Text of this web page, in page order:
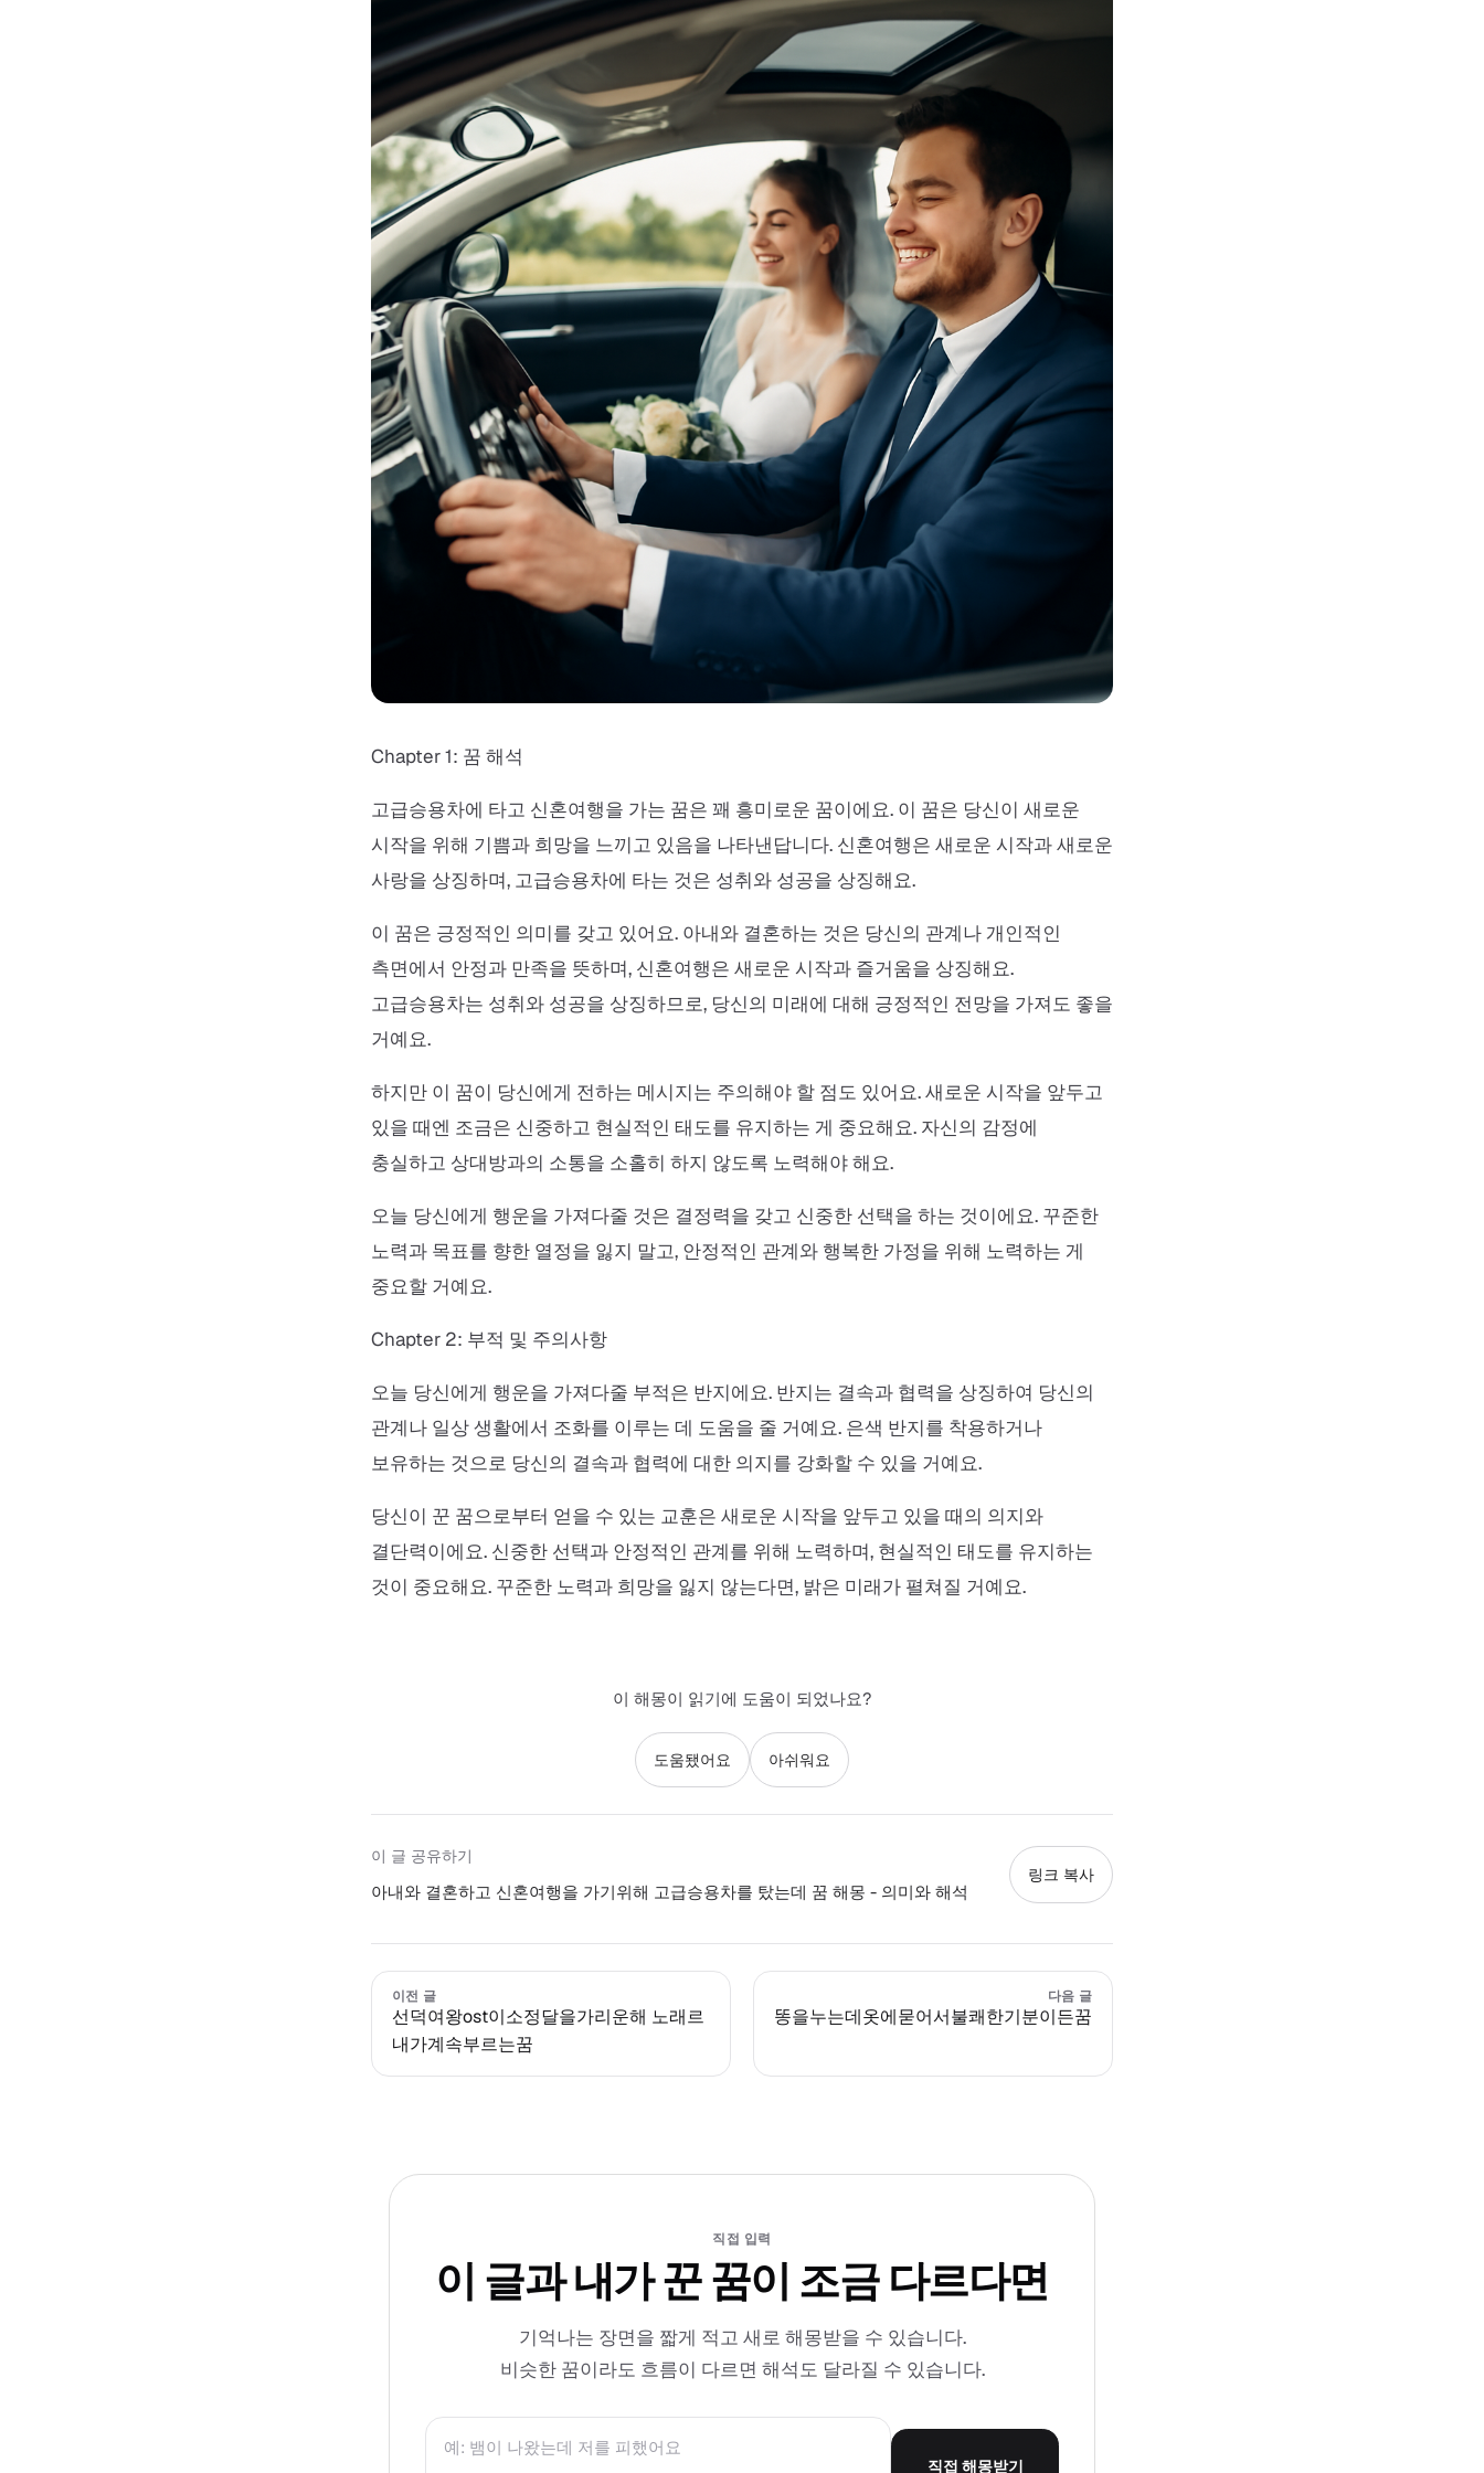
Chapter 1: 꿈 해석
고급승용차에 타고 신혼여행을 가는 꿈은 꽤 흥미로운 꿈이에요. 이 꿈은 당신이 새로운
시작을 위해 기쁨과 희망을 느끼고 있음을 나타낸답니다. 신혼여행은 새로운 시작과 새로운
사랑을 상징하며, 고급승용차에 타는 것은 성취와 성공을 상징해요.
이 꿈은 긍정적인 의미를 갖고 있어요. 아내와 결혼하는 것은 당신의 관계나 개인적인
측면에서 안정과 만족을 뜻하며, 신혼여행은 새로운 시작과 즐거움을 상징해요.
고급승용차는 성취와 성공을 상징하므로, 당신의 미래에 대해 긍정적인 전망을 가져도 좋을
거예요.
하지만 이 꿈이 당신에게 전하는 메시지는 주의해야 할 점도 있어요. 새로운 시작을 앞두고
있을 때엔 조금은 신중하고 현실적인 태도를 유지하는 게 중요해요. 자신의 감정에
충실하고 상대방과의 소통을 소홀히 하지 않도록 노력해야 해요.
오늘 당신에게 행운을 가져다줄 것은 결정력을 갖고 신중한 선택을 하는 것이에요. 꾸준한
노력과 목표를 향한 열정을 잃지 말고, 안정적인 관계와 행복한 가정을 위해 노력하는 게
중요할 거예요.
Chapter 2: 부적 및 주의사항
오늘 당신에게 행운을 가져다줄 부적은 반지에요. 반지는 결속과 협력을 상징하여 당신의
관계나 일상 생활에서 조화를 이루는 데 도움을 줄 거예요. 은색 반지를 착용하거나
보유하는 것으로 당신의 결속과 협력에 대한 의지를 강화할 수 있을 거예요.
당신이 꾼 꿈으로부터 얻을 수 있는 교훈은 새로운 시작을 앞두고 있을 때의 의지와
결단력이에요. 신중한 선택과 안정적인 관계를 위해 노력하며, 현실적인 태도를 유지하는
것이 중요해요. 꾸준한 노력과 희망을 잃지 않는다면, 밝은 미래가 펼쳐질 거예요.
이 해몽이 읽기에 도움이 되었나요?
도움됐어요 아쉬워요
이 글 공유하기
아내와 결혼하고 신혼여행을 가기위해 고급승용차를 탔는데 꿈 해몽 - 의미와 해석
링크 복사
이전 글
선덕여왕ost이소정달을가리운해 노래르
내가계속부르는꿈
다음 글
똥을누는데옷에묻어서불쾌한기분이든꿈
직접 입력
이 글과 내가 꾼 꿈이 조금 다르다면
기억나는 장면을 짧게 적고 새로 해몽받을 수 있습니다.
비슷한 꿈이라도 흐름이 다르면 해석도 달라질 수 있습니다.
직접 해몽받기